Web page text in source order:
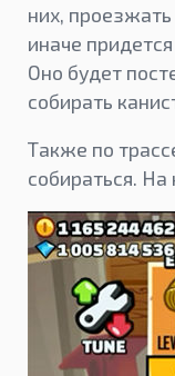
них,
иначе
Оно будет
собирать
Также по
собираться.